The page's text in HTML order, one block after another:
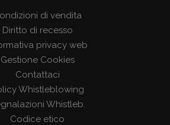
di vendita
Diritto di recesso
privacy web
Gestione Cookies
Contattaci
Whistleblowing
Whistleb.
Codice etico